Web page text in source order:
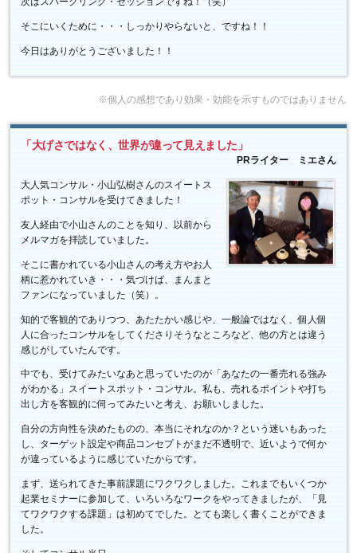
そこにいくために・・・しっかりやらないと、ですね！！
今日はありがとうございました！！
※個人の感想であり効果・効能を示すものではありません
「大げさではなく、世界が違って見えました」
PRライター ミエさん
大人気コンサル・小山弘樹さんのスイートス
ポット・コンサルを受けてきました！
友人経由で小山さんのことを知り、以前から
メルマガを拝読していました。
そこに書かれている小山さんの考え方やお人
柄に惹かれていき・・・気づけば、まんまと
ファンになっていました（笑）。
知的で客観的でありつつ、あたたかい感じや、一般論ではなく、個人個
人に合ったコンサルをしてくださりそうなところなど、他の方とは違う
感じがしていたんです。
中でも、受けてみたいなあと思っていたのが「あなたの一番売れる強み
がわかる」スイートスポット・コンサル。私も、売れるポイントや打ち
出し方を客観的に伺ってみたいと考え、お願いしました。
自分の方向性を決めたものの、本当にそれなのか？という迷いもあった
し、ターゲット設定や商品コンセプトがまだ不透明で、近いようで何か
が違っているように感じていたからです。
まず、送られてきた事前課題にワクワクしました。これまでもいくつか
起業セミナーに参加して、いろいろなワークをやってきましたが、「見
てワクワクする課題」は初めてでした。とても楽しく書くことができま
した。